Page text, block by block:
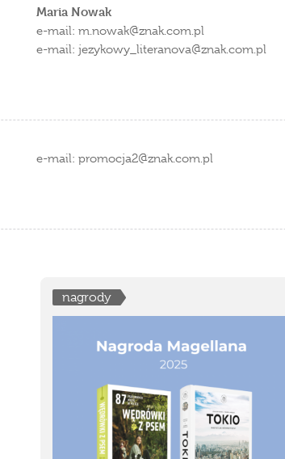
Maria Nowak
e-mail: m.nowak
znak.com.pl
e-mail: jezykowy_literanova
znak.com.pl
e-mail: promocja2 znak.com.pl
nagrody